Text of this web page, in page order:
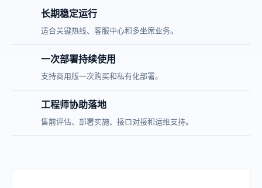
长期稳定运行
适合关键热线、客服中心和多坐席业务。
一次部署持续使用
支持商用版一次购买和私有化部署。
工程师协助落地
售前评估、部署实施、接口对接和运维支持。